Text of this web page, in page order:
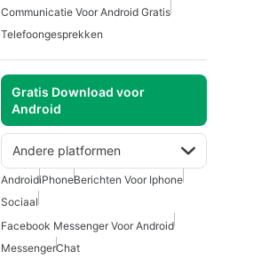
Communicatie Voor Android Gratis
Telefoongesprekken
Gratis Download voor
Android
Andere platformen
AndroidiPhoneBerichten Voor Iphone
Sociaal
Facebook Messenger Voor Android
MessengerChat